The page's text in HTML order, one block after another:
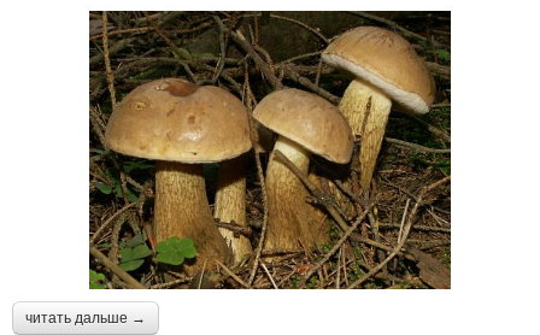
читать дальше →